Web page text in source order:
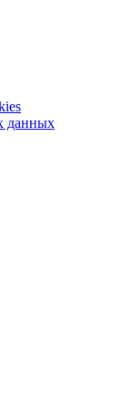
Copy.ru. Доступна
Для
курьерская
любых задач
данных